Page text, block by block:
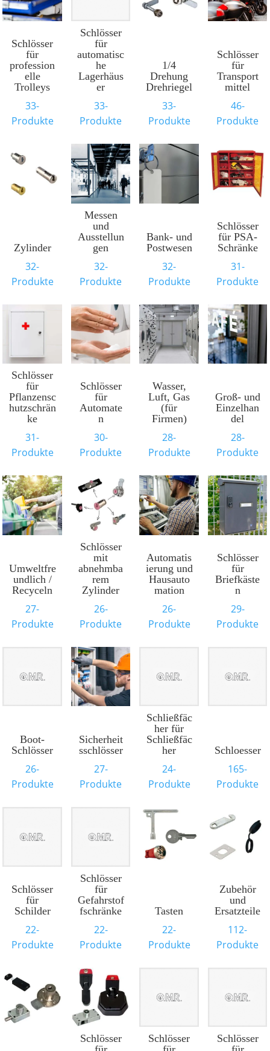
Schlösser
für
profession
elle
Trolleys
33-
Produkte
Schlösser
für
automatisc
he
Lagerhäus
er
33-
Produkte
1/4
Drehung
Drehriegel
33-
Produkte
Schlösser
für
Transport
mittel
46-
Produkte
Zylinder
32-
Produkte
Messen
und
Ausstellun
gen
32-
Produkte
Bank- und
Postwesen
32-
Produkte
Schlösser
für PSA-
Schränke
31-
Produkte
Schlösser
für
Pflanzensc
hutzschrän
ke
31-
Produkte
Schlösser
für
Automate
n
30-
Produkte
Wasser,
Luft, Gas
(für
Firmen)
28-
Produkte
Groß- und
Einzelhan
del
28-
Produkte
Umweltfre
undlich /
Recyceln
27-
Produkte
Schlösser
mit
abnehmba
rem
Zylinder
26-
Produkte
Automatis
ierung und
Hausauto
mation
26-
Produkte
Schlösser
für
Briefkäste
n
29-
Produkte
Boot-
Schlösser
26-
Produkte
Sicherheit
sschlösser
27-
Produkte
Schließfäc
her für
Schließfäc
her
24-
Produkte
Schloesser
165-
Produkte
Schlösser
für
Schilder
22-
Produkte
Schlösser
für
Gefahrstof
fschränke
22-
Produkte
Tasten
22-
Produkte
Zubehör
und
Ersatzteile
112-
Produkte
Schlösser
Schlösser
Schlösser